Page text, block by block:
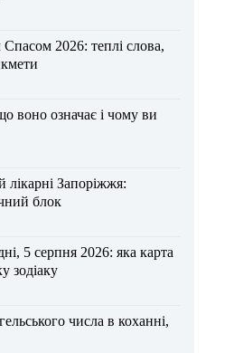
2026: теплі слова,
воно означає і чому ви
лікарні Запоріжжя:
блок
5 серпня 2026: яка карта
зодіаку
числа в коханні,